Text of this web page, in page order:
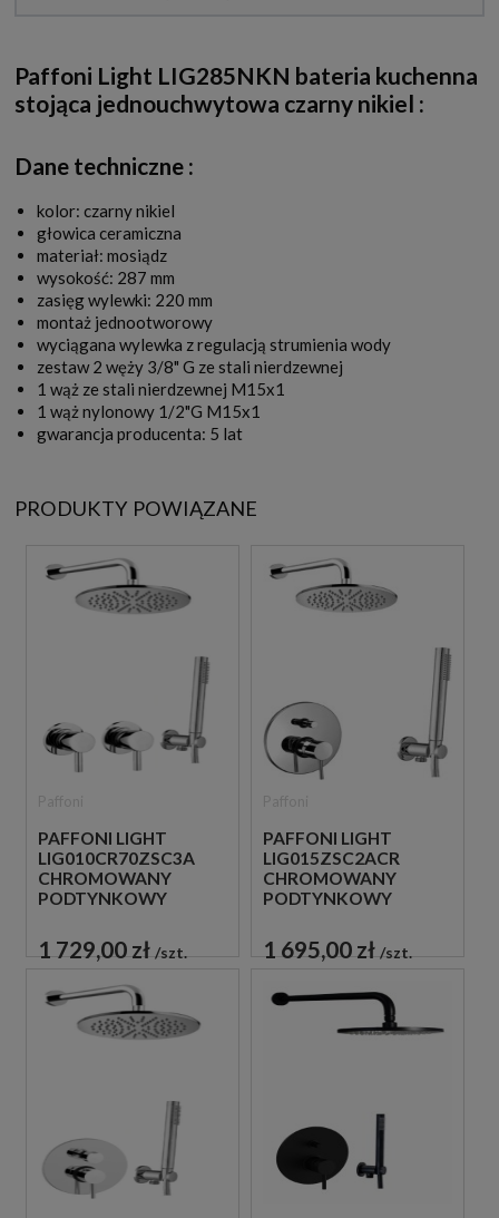
Paffoni Light LIG285NKN bateria kuchenna
stojąca jednouchwytowa czarny nikiel :
Dane techniczne :
kolor: czarny nikiel
głowica ceramiczna
materiał: mosiądz
wysokość: 287 mm
zasięg wylewki: 220 mm
montaż jednootworowy
wyciągana wylewka z regulacją strumienia wody
zestaw 2 węży 3/8" G ze stali nierdzewnej
1 wąż ze stali nierdzewnej M15x1
1 wąż nylonowy 1/2"G M15x1
gwarancja producenta: 5 lat
PRODUKTY POWIĄZANE
PAFFONI LIGHT
LIG010CR70ZSC3A
CHROMOWANY
PODTYNKOWY
PRYSZNICOWY
1 729,00 zł szt.
PAFFONI LIGHT
LIG015ZSC2ACR
CHROMOWANY
PODTYNKOWY
PRYSZNICOWY
1 695,00 zł szt.